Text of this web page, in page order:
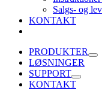
Salgs- og
KONTAKT
PRODUKTER
LØSNINGER
SUPPORT
KONTAKT